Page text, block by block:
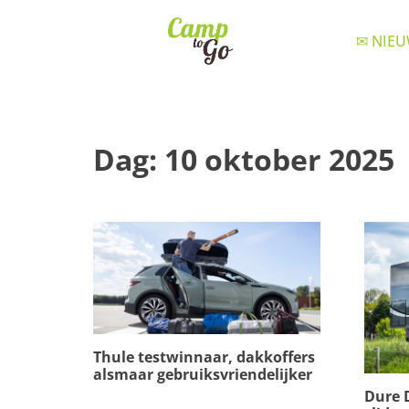
✉
Dag: 10 oktober 2025
Thule testwinnaar, dakkoffers
alsmaar gebruiksvriendelijker
Dure